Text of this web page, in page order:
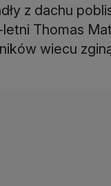
z dachu
Thomas
wiecu